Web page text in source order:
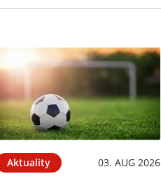
Aktuality 03. AUG 2026